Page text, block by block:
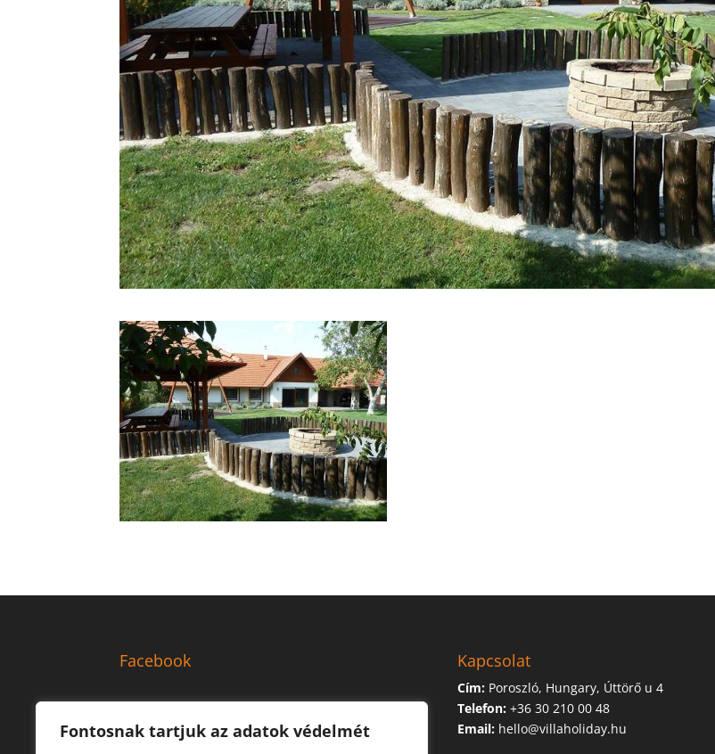
Fontosnak tartjuk az adatok védelmét
Facebook Kapcsolat
Cím: Poroszló, Hungary, Úttörő u 4
Telefon: +36 30 210 00 48
Email: hello@villaholiday.hu